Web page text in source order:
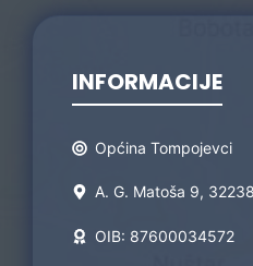
INFORMACIJE
Općina Tompojevci
A. G. Matoša 9,
OIB: 87600034572